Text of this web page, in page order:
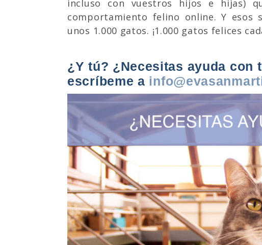
incluso con vuestros hijos e hijas)
comportamiento felino online. Y esos
unos 1.000 gatos. ¡1.000 gatos felices
¿Y tú? ¿Necesitas ayuda con
escríbeme a